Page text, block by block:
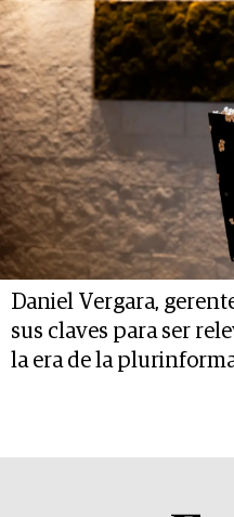
Daniel Vergara,
sus claves para ser
la era de la